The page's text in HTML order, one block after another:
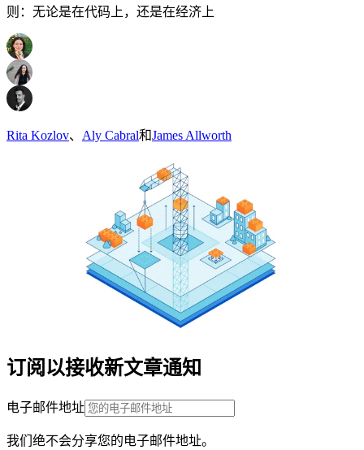
则：无论是在代码上，还是在经济上
Rita Kozlov、 Aly Cabral和James Allworth
订阅以接收新文章通知
电子邮件地址
我们绝不会分享您的电子邮件地址。